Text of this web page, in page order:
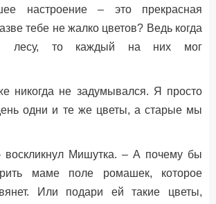
настроение – это прекрасная
тебе не жалко цветов? Ведь когда
лесу, то каждый на них мог
никогда не задумывался. Я просто
одни и те же цветы, а старые мы
Мишутка. – А почему бы
маме поле ромашек, которое
Или подари ей такие цветы,